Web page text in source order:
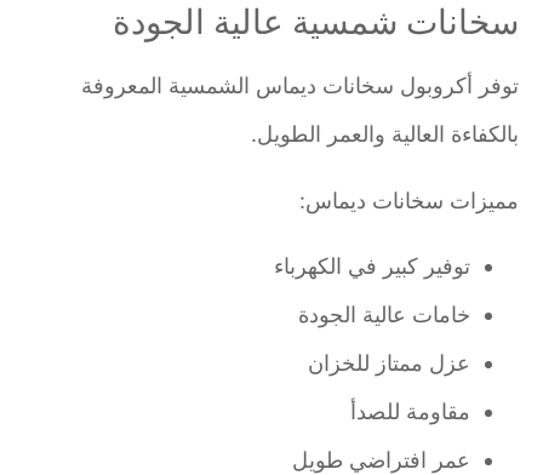
سخانات شمسية عالية الجودة
توفر أكروبول سخانات ديماس الشمسية المعروفة
بالكفاءة العالية والعمر الطويل.
مميزات سخانات ديماس:
توفير كبير في الكهرباء
خامات عالية الجودة
عزل ممتاز للخزان
مقاومة للصدأ
عمر افتراضي طويل